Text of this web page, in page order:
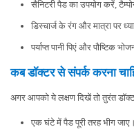
सैनिटरी पैड का उपयोग करें,
डिस्चार्ज के रंग और मात्रा पर
पर्याप्त पानी पिएं और पौष्टिक
कब डॉक्टर से संपर्क करना
अगर आपको ये लक्षण दिखें तो तुरंत
एक घंटे में पैड पूरी तरह भीग जाए।